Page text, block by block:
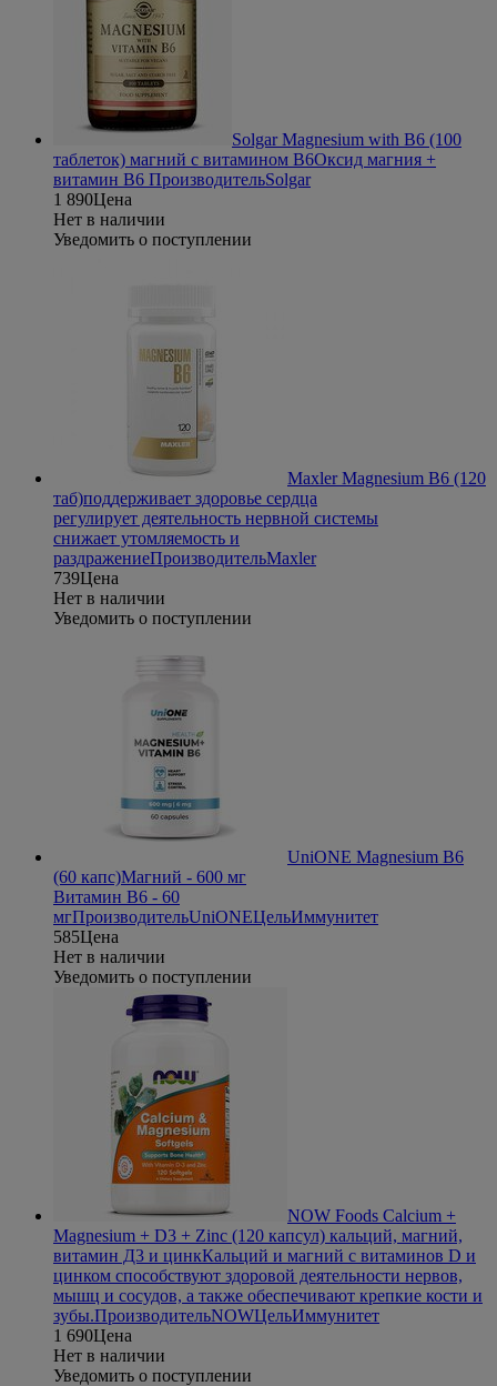
Solgar Magnesium with B6 (100
таблеток) магний с витамином В6Оксид магния +
витамин В6 ПроизводительSolgar
1 890Цена
Нет в наличии
Уведомить о поступлении
Maxler Magnesium B6 (120
таб)поддерживает здоровье сердца
регулирует деятельность нервной системы
снижает утомляемость и
раздражениеПроизводительMaxler
739Цена
Нет в наличии
Уведомить о поступлении
UniONE Magnesium B6
(60 капс)Магний - 600 мг
Витамин В6 - 60
мгПроизводительUniONEЦельИммунитет
585Цена
Нет в наличии
Уведомить о поступлении
NOW Foods Calcium +
Magnesium + D3 + Zinc (120 капсул) кальций, магний,
витамин Д3 и цинкКальций и магний с витаминов D и
цинком способствуют здоровой деятельности нервов,
мышц и сосудов, а также обеспечивают крепкие кости и
зубы.ПроизводительNOWЦельИммунитет
1 690Цена
Нет в наличии
Уведомить о поступлении